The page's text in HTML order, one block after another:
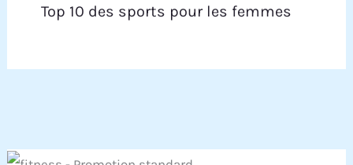
Top 10 des sports pour les femmes